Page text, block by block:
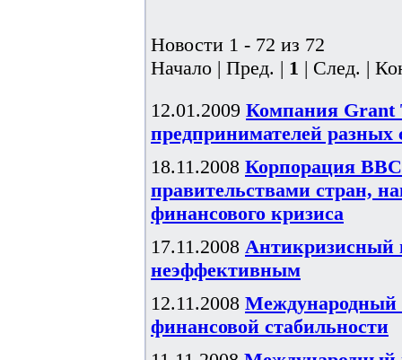
Новости 1 - 72 из 72
Начало | Пред. | 1 | След. |
12.01.2009 Компания Grant
предпринимателей разных
18.11.2008 Корпорация
правительствами стран,
финансового кризиса
17.11.2008 Антикризисный
неэффективным
12.11.2008 Международный
финансовой стабильности